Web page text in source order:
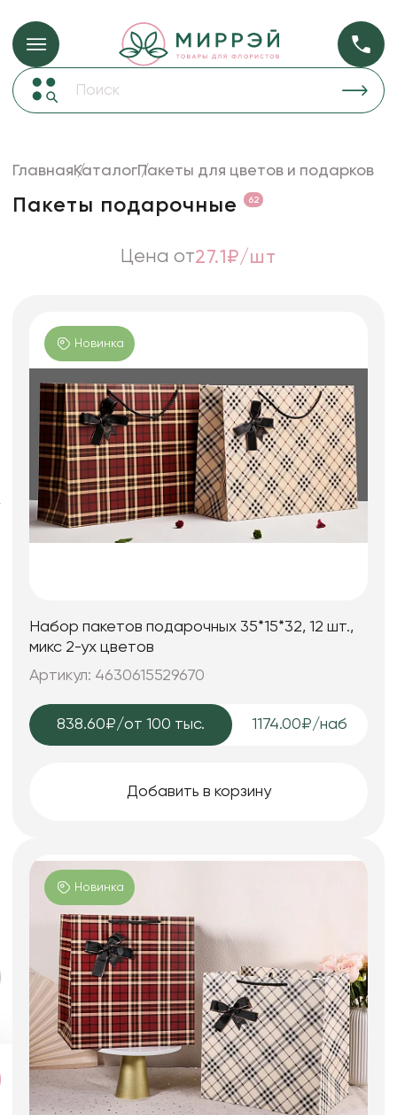
Упаковка для цветов и подарков Упаковка для
Пленка
Искусственные цветы и растения
Декоративные вазы, кашпо
Фоамиран
Игрушки мягкие
Изделия из металла
Сухоцветы
ГлавнаяКаталогПакеты для цветов и подарков
Пакеты подарочные 62
Цена от27.1₽/шт
Новинка
Набор пакетов подарочных 35*15*32, 12 шт.,
микс 2-ух цветов
Артикул: 4630615529670
838.60₽/от 100 тыс. 1174.00₽/наб
Добавить в корзину
Новинка